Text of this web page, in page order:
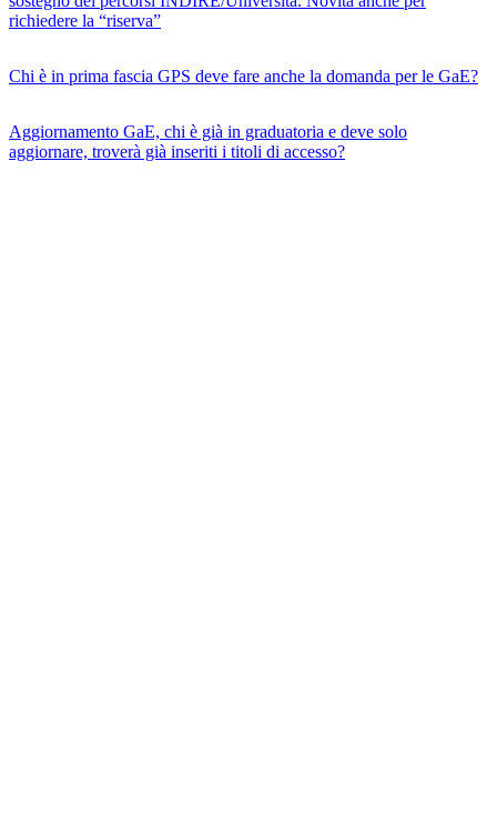
richiedere la “riserva”
Chi è in prima fascia GPS deve fare anche la domanda per le GaE?
Aggiornamento GaE, chi è già in graduatoria e deve solo
aggiornare, troverà già inseriti i titoli di accesso?